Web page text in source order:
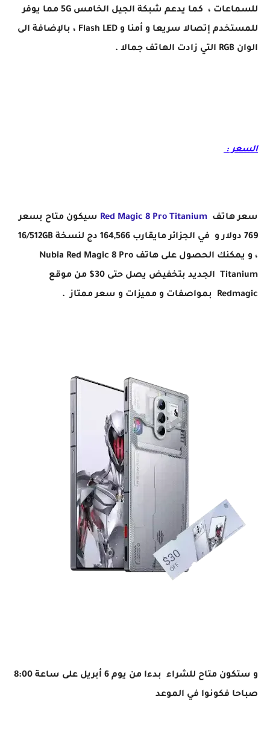
للسماعات ، كما يدعم شبكة الجيل الخامس 5G مما يوفر
للمستخدم إتصالا سريعا و أمنا و Flash LED ، بالإضافة الى
الوان RGB التي زادت الهاتف جمالا .
السعر :
سعر هاتف Red Magic 8 Pro Titanium سيكون متاح بسعر
، و يمكنك الحصول على هاتف Nubia Red Magic 8 Pro
Titanium الجديد بتخفيض يصل حتى 30$ من موقع
Redmagic بمواصفات و مميزات و سعر ممتاز .
و ستكون متاح للشراء بدءا من يوم 6 أبريل على ساعة 8:00
صباحا فكونوا في الموعد